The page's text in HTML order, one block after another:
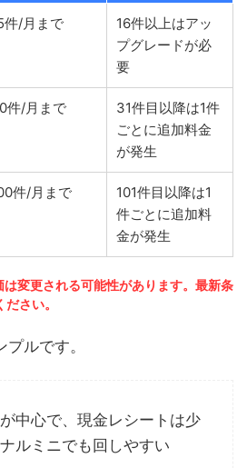
件/月まで
16件以上はアッ
プグレードが必
要
件/月まで
31件目以降は1件
ごとに追加料金
が発生
件/月まで
101件目以降は1
件ごとに追加料
金が発生
変更される可能性があります。最新条
さい。
ルです。
中心で、現金レシートは少
ルミニでも回しやすい